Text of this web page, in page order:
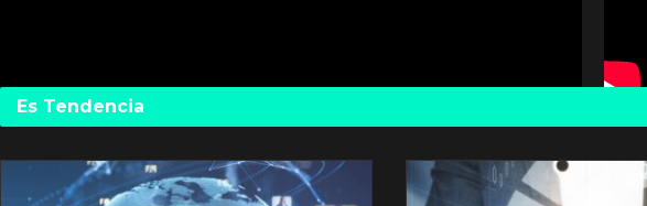
Es Tendencia